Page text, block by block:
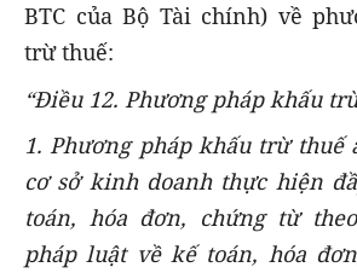
BTC của Bộ Tài chính) về
trừ thuế:
“Điều 12. Phương pháp khấu
1. Phương pháp khấu trừ thuế
cơ sở kinh doanh thực hiện
toán, hóa đơn, chứng từ
pháp luật về kế toán, hóa